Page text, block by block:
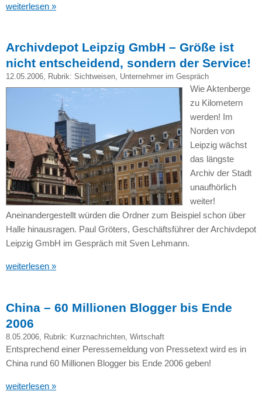
weiterlesen »
Archivdepot Leipzig GmbH – Größe ist
nicht entscheidend, sondern der Service!
12.05.2006, Rubrik: Sichtweisen, Unternehmer im Gespräch
Wie Aktenberge
zu Kilometern
werden! Im
Norden von
Leipzig wächst
das längste
Archiv der Stadt
unaufhörlich
weiter!
Aneinandergestellt würden die Ordner zum Beispiel schon über
Halle hinausragen. Paul Gröters, Geschäftsführer der Archivdepot
Leipzig GmbH im Gespräch mit Sven Lehmann.
weiterlesen »
China – 60 Millionen Blogger bis Ende
2006
8.05.2006, Rubrik: Kurznachrichten, Wirtschaft
Entsprechend einer Peressemeldung von Pressetext wird es in
China rund 60 Millionen Blogger bis Ende 2006 geben!
weiterlesen »